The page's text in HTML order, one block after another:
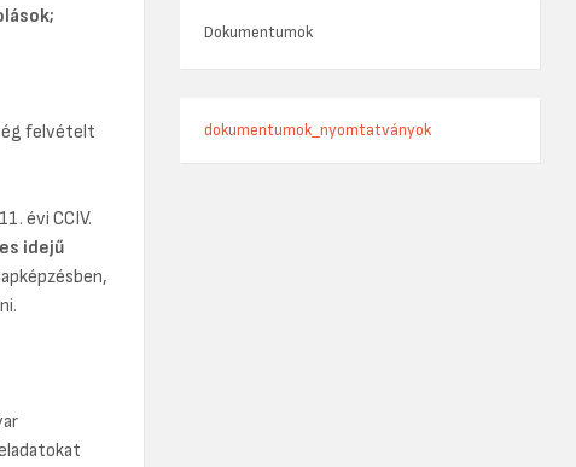
felvételt
évi CCIV.
idejű
Dokumentumok
dokumentumok_nyomtatványok